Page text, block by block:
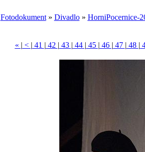
Fotodokument» Divadlo» HorniPocernice-
« | < | 41 | 42 | 43 | 44 | 45 | 46 | 47 | 48 |